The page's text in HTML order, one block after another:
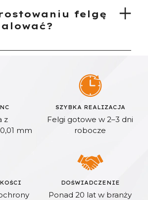
felgę
z
mm
SZYBKA REALIZACJA
Felgi gotowe w 2–3 dni
robocze
DOŚWIADCZENIE
Ponad 20 lat w branży